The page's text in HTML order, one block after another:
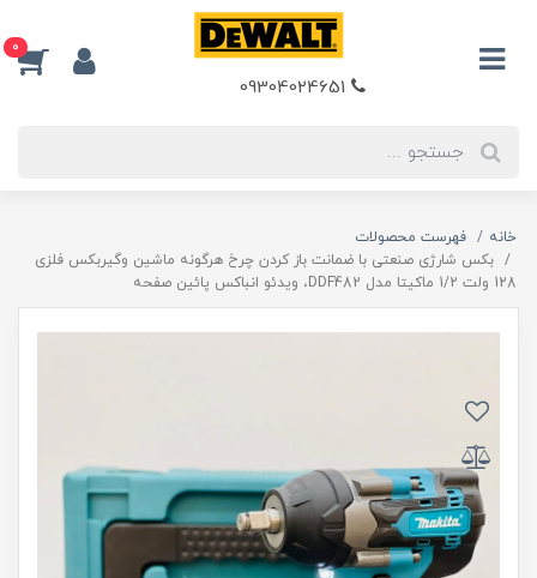
0
خانه
فهرست محصولات
بکس شارژی صنعتی با ضمانت باز کردن چرخ هرگونه ماشین وگیربکس فلزی
128 ولت 1/2 ماکیتا مدل DDF482، ویدئو انباکس پائین صفحه